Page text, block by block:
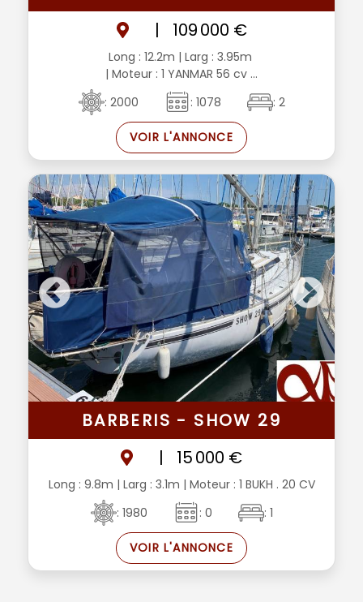
|
109 000 €
Long : 12.2m | Larg : 3.95m
| Moteur : 1 YANMAR 56 cv ...
: 2000
: 1078 : 2
VOIR L'ANNONCE
BARBERIS - SHOW 29
|
15 000 €
Long : 9.8m | Larg : 3.1m | Moteur : 1 BUKH . 20 CV
: 1980
: 0 : 1
VOIR L'ANNONCE